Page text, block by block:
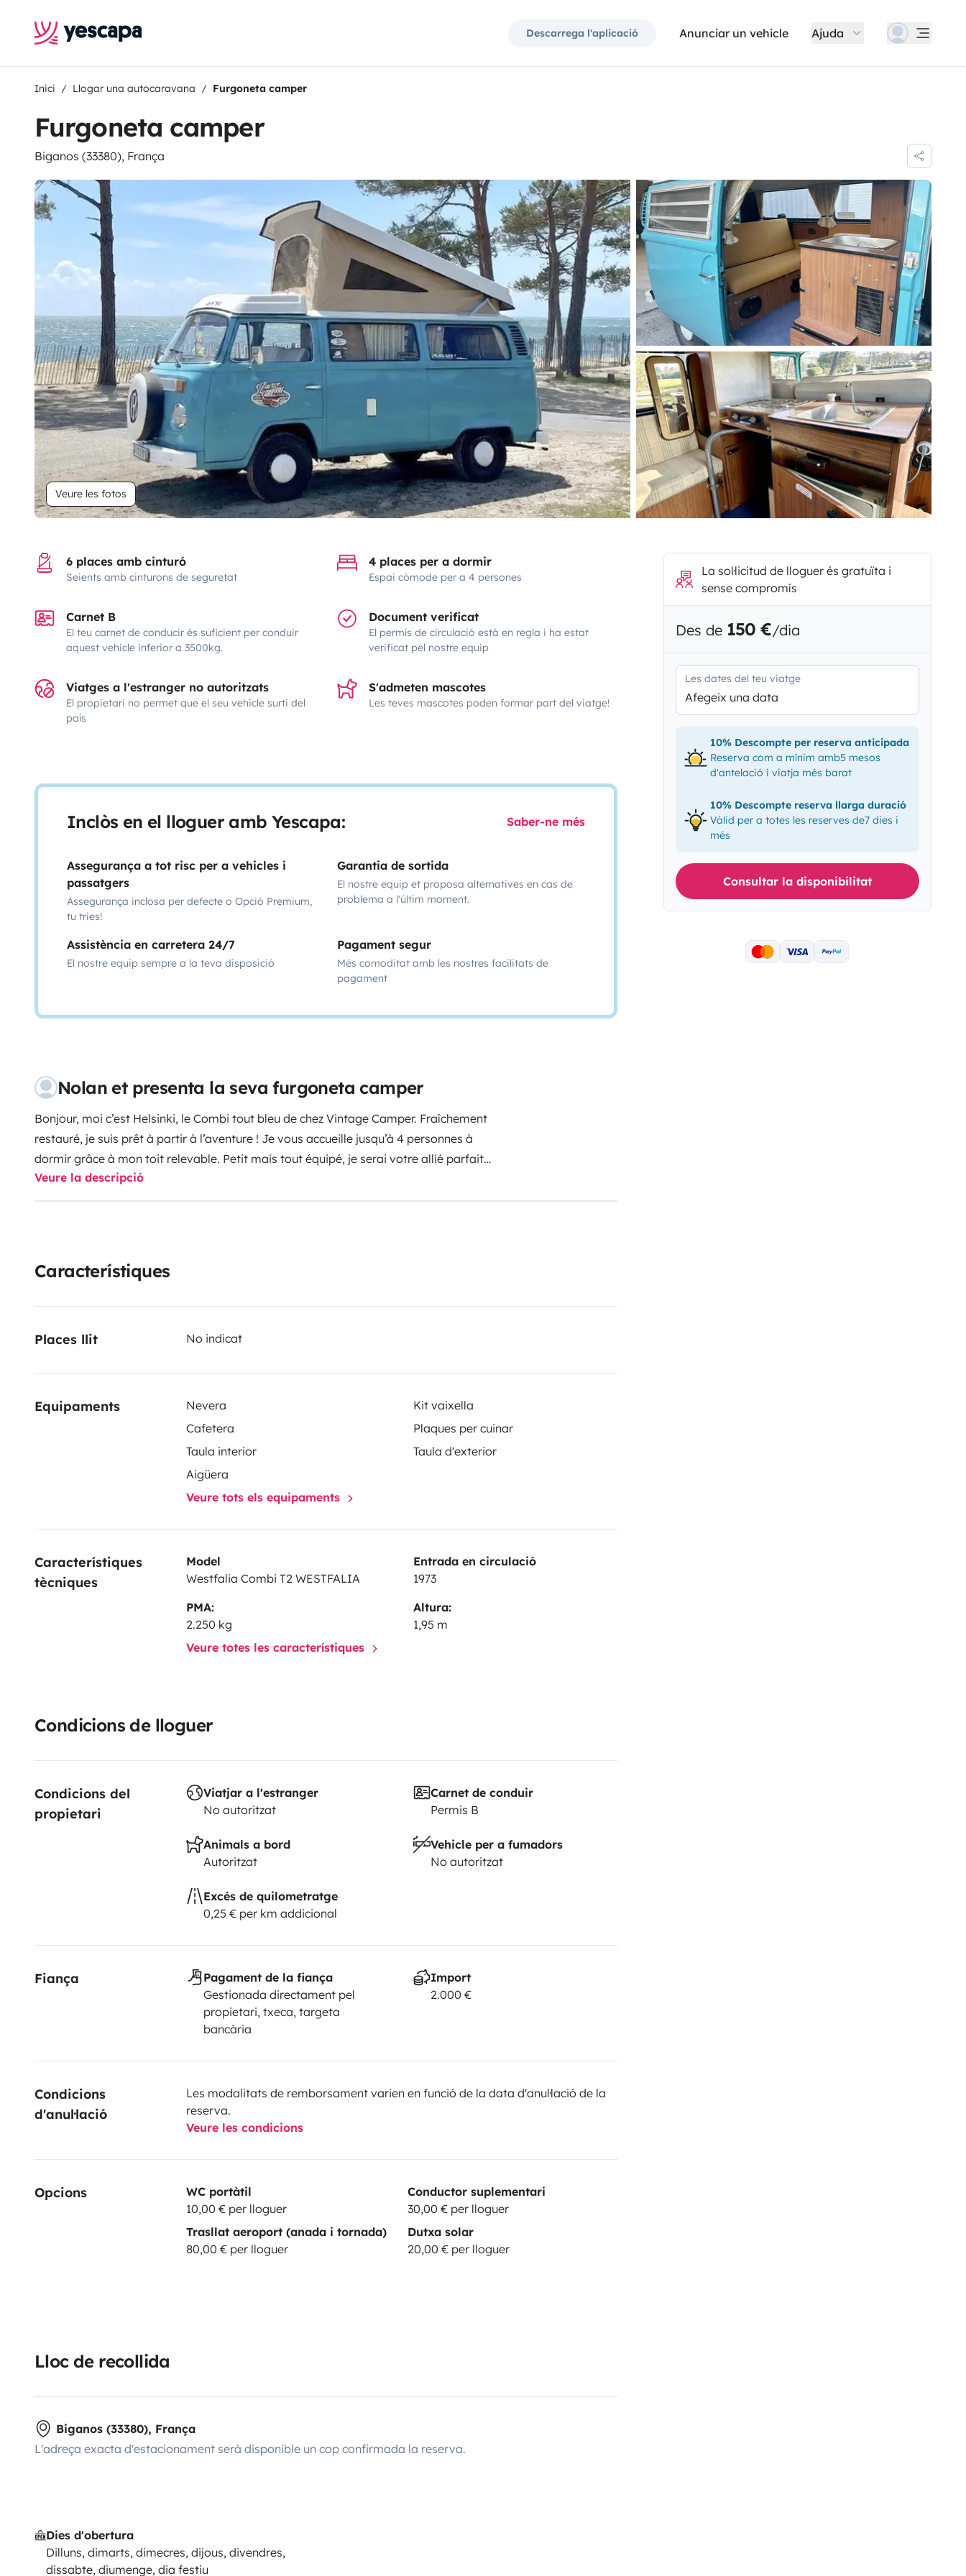
Descarrega l'aplicació Anunciar un vehicle Ajuda
Inici Llogar una autocaravana Furgoneta camper
Furgoneta camper
Biganos (33380), França
Veure les fotos
6 places amb cinturó
Seients amb cinturons de seguretat
4 places per a dormir
Espai còmode per a 4 persones
Carnet B
El teu carnet de conducir és suficient per conduir
aquest vehicle inferior a 3500kg.
Document verificat
El permís de circulació està en regla i ha estat
verificat pel nostre equip
Viatges a l'estranger no autoritzats
El propietari no permet que el seu vehicle surti del
país
S'admeten mascotes
Les teves mascotes poden formar part del viatge!
Inclòs en el lloguer amb Yescapa: Saber-ne més
Assegurança a tot risc per a vehicles i
passatgers
Assegurança inclosa per defecte o Opció Premium,
tu tries!
Garantia de sortida
El nostre equip et proposa alternatives en cas de
problema a l'últim moment.
Assistència en carretera 24/7
El nostre equip sempre a la teva disposició
Pagament segur
Més comoditat amb les nostres facilitats de
pagament
Nolan et presenta la seva furgoneta camper
Bonjour, moi c’est Helsinki, le Combi tout bleu de chez Vintage Camper. Fraîchement
restauré, je suis prêt à partir à l’aventure ! Je vous accueille jusqu’à 4 personnes à
dormir grâce à mon toit relevable. Petit mais tout équipé, je serai votre allié parfait
pour des vacances vintage !
Veure la descripció
Característiques
Places llit No indicat
Equipaments Nevera
Kit vaixella
Cafetera
Plaques per cuinar
Taula interior
Taula d'exterior
Aigüera
Veure tots els equipaments
Característiques
tècniques
Model
Westfalia Combi T2 WESTFALIA
Entrada en circulació
1973
PMA:
2.250 kg
Altura:
1,95 m
Veure totes les característiques
Condicions de lloguer
Condicions del
propietari
Viatjar a l'estranger
No autoritzat
Carnet de conduir
Permis B
Animals a bord
Autoritzat
Vehicle per a fumadors
No autoritzat
Excés de quilometratge
0,25 € per km addicional
Fiança
Pagament de la fiança
Gestionada directament pel
propietari, txeca, targeta
bancària
Import
2.000 €
Condicions
d'anul·lació
Les modalitats de remborsament varien en funció de la data d'anul·lació de la
reserva.
Veure les condicions
Opcions
WC portàtil
10,00 € per lloguer
Conductor suplementari
30,00 € per lloguer
Trasllat aeroport (anada i tornada)
80,00 € per lloguer
Dutxa solar
20,00 € per lloguer
Lloc de recollida
Biganos (33380), França
L'adreça exacta d'estacionament serà disponible un cop confirmada la reserva.
Dies d'obertura
Dilluns, dimarts, dimecres, dijous, divendres,
dissabte, diumenge, dia festiu
La sol·licitud de lloguer és gratuïta i
sense compromís
Des de 150 €/dia
Les dates del teu viatge
Afegeix una data
10% Descompte per reserva anticipada
Reserva com a mínim amb5 mesos
d'antelació i viatja més barat
10% Descompte reserva llarga duració
Vàlid per a totes les reserves de7 dies i
més
Consultar la disponibilitat